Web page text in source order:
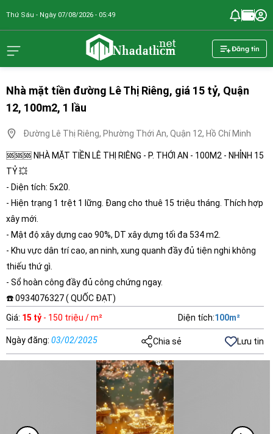
Thứ Sáu - Ngày 07/08/2026 - 05:49
Đăng tin
Nhà mặt tiền đường Lê Thị Riêng, giá 15 tỷ, Quận
12, 100m2, 1 lầu
Đường Lê Thị Riêng, Phường Thới An, Quận 12, Hồ Chí Minh
🆘🆘🆘 NHÀ MẶT TIỀN LÊ THỊ RIÊNG - P. THỚI AN - 100M2 - NHỈNH 15
TỶ 💥
- Diện tích: 5x20.
- Hiện trạng 1 trệt 1 lững. Đang cho thuê 15 triệu tháng. Thích hợp
xây mới.
- Mật độ xây dựng cao 90%, DT xây dựng tối đa 534 m2.
- Khu vực dân trí cao, an ninh, xung quanh đầy đủ tiện nghi không
thiếu thứ gì.
- Sổ hoàn công đầy đủ công chứng ngay.
☎️ 0934076327 ( QUỐC ĐẠT)
Giá: 15 tỷ - 150 triệu / m² Diện tích:100m²
Ngày đăng: 03/02/2025 Chia sẻ Lưu tin